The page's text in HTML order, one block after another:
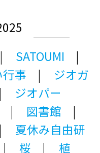
SATOUMI
事
ジオガ
ジオパー
図書館
夏休み自由研
桜
植